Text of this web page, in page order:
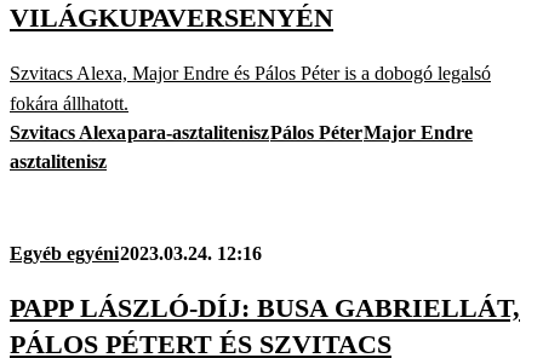
VILÁGKUPAVERSENYÉN
Szvitacs Alexa, Major Endre és Pálos Péter is a dobogó legalsó
fokára állhatott.
Szvitacs Alexapara-asztaliteniszPálos PéterMajor Endre
asztalitenisz
Egyéb egyéni2023.03.24. 12:16
PAPP LÁSZLÓ-DÍJ: BUSA GABRIELLÁT,
PÁLOS PÉTERT ÉS SZVITACS